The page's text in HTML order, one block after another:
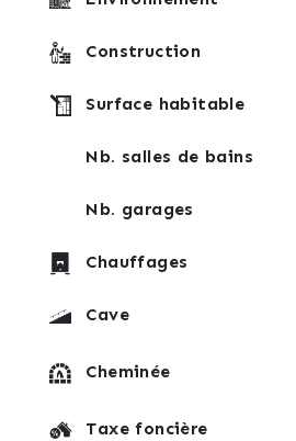
Construction
Surface habitable
Nb. salles de bains
Nb. garages
Chauffages
Cave
Cheminée
Taxe foncière